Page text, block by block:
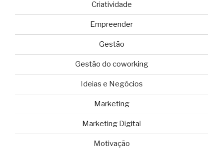
Criatividade
Empreender
Gestão
Gestão do coworking
Ideias e Negócios
Marketing
Marketing Digital
Motivação